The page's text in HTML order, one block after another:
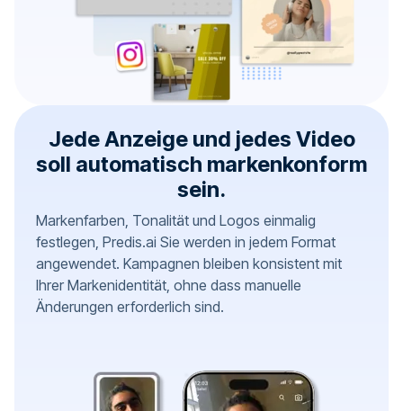
Jede Anzeige und jedes Video
soll automatisch markenkonform
sein.
Markenfarben, Tonalität und Logos einmalig
festlegen, Predis.ai Sie werden in jedem Format
angewendet. Kampagnen bleiben konsistent mit
Ihrer Markenidentität, ohne dass manuelle
Änderungen erforderlich sind.